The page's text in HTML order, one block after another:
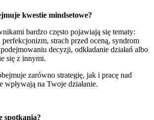
kwestie mindsetowe?
bardzo często pojawiają się tematy:
strach przed oceną, syndrom
decyzji, odkładanie działań albo
się z innymi.
zarówno strategię, jak i pracę nad
wpływają na Twoje działanie.
spotkania?